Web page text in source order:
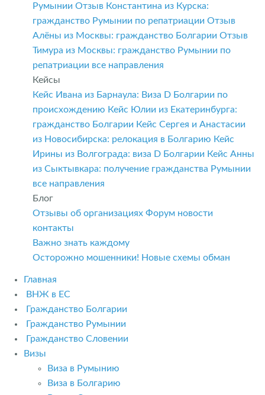
Румынии Отзыв Константина из Курска:
гражданство Румынии по репатриации Отзыв
Алёны из Москвы: гражданство Болгарии Отзыв
Тимура из Москвы: гражданство Румынии по
репатриации все направления
Кейсы
Кейс Ивана из Барнаула: Виза D Болгарии по
происхождению Кейс Юлии из Екатеринбурга:
гражданство Болгарии Кейс Сергея и Анастасии
из Новосибирска: релокация в Болгарию Кейс
Ирины из Волгограда: виза D Болгарии Кейс Анны
из Сыктывкара: получение гражданства Румынии
все направления
Блог
Отзывы об организациях Форум новости
контакты
Важно знать каждому
Осторожно мошенники! Новые схемы обман
Главная
ВНЖ в ЕС
Гражданство Болгарии
Гражданство Румынии
Гражданство Словении
Визы
Виза в Румынию
Виза в Болгарию